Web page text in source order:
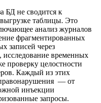
БД не сводится к
таблицы. Это
анализ журналов
фрагментированных
записей через
исследование временных
проверку целостности
Каждый из этих
— от
инъекции
запросы.